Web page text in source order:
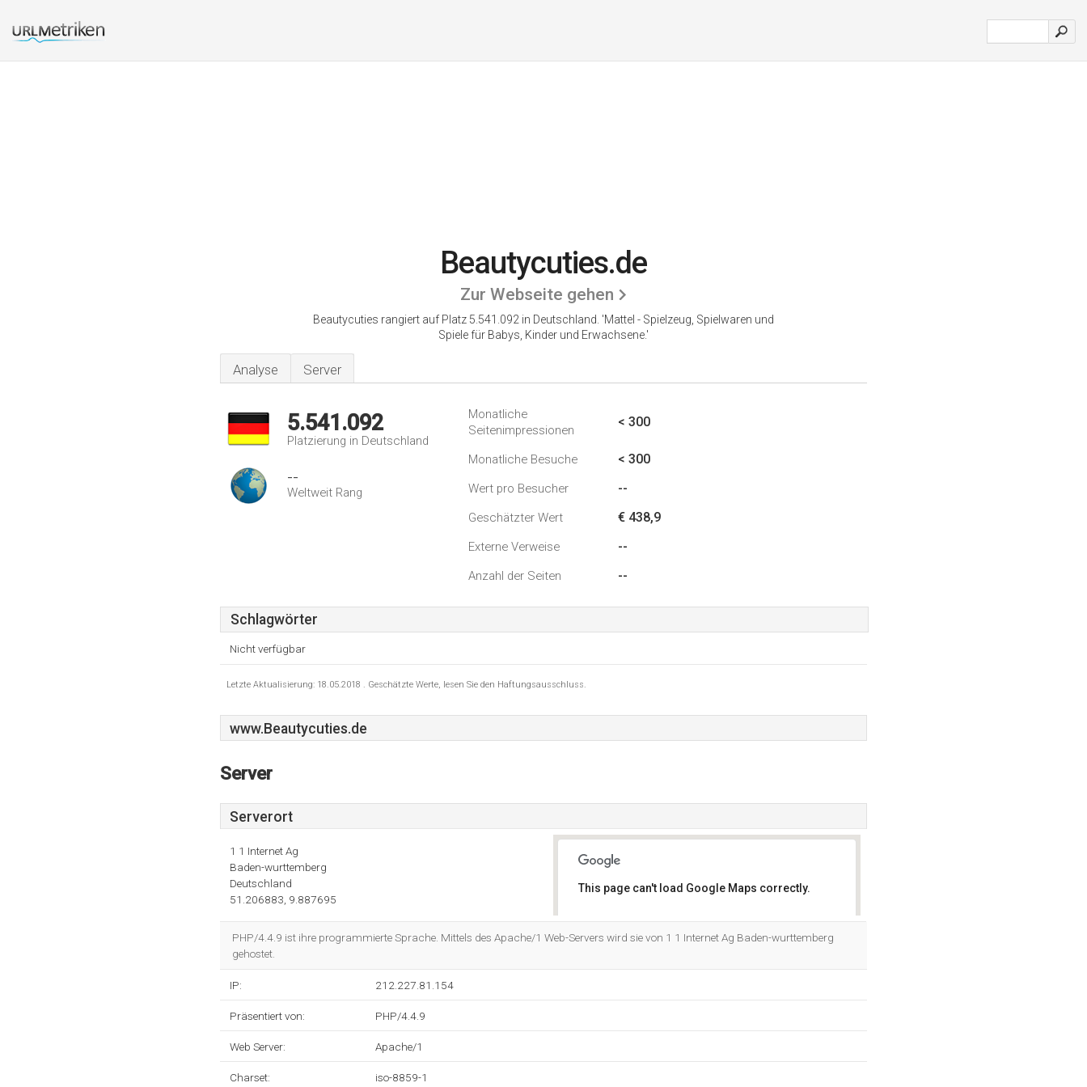
Beautycuties.de
Zur Webseite gehen
Beautycuties rangiert auf Platz 5.541.092 in Deutschland. 'Mattel - Spielzeug, Spielwaren und
Spiele für Babys, Kinder und Erwachsene.'
Analyse Server
5.541.092
Platzierung in Deutschland
--
Weltweit Rang
Monatliche
Seitenimpressionen
< 300
Monatliche Besuche < 300
Wert pro Besucher --
Geschätzter Wert € 438,9
Externe Verweise --
Anzahl der Seiten --
Schlagwörter
Nicht verfügbar
Letzte Aktualisierung: 18.05.2018 . Geschätzte Werte, lesen Sie den Haftungsausschluss.
www.Beautycuties.de
Server
Serverort
1 1 Internet Ag
Baden-wurttemberg
Deutschland
51.206883, 9.887695
This page can't load Google Maps correctly.
PHP/4.4.9 ist ihre programmierte Sprache. Mittels des Apache/1 Web-Servers wird sie von 1 1 Internet Ag Baden-wurttemberg
gehostet.
IP: 212.227.81.154
Präsentiert von: PHP/4.4.9
Web Server: Apache/1
Charset: iso-8859-1